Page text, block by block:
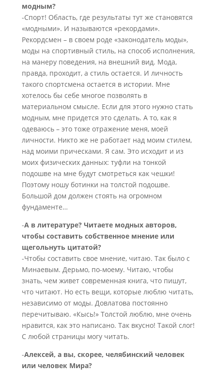
модным?
-Спорт! Область, где результаты тут же становятся
«модными». И называются «рекордами».
Рекордсмен – в своем роде «законодатель моды»,
моды на спортивный стиль, на способ исполнения,
на манеру поведения, на внешний вид. Мода,
правда, проходит, а стиль остается. И личность
такого спортсмена остается в истории. Мне
хотелось бы себе многое позволять в
материальном смысле. Если для этого нужно стать
модным, мне придется это сделать. А то, как я
одеваюсь – это тоже отражение меня, моей
личности. Никто же не работает над моим стилем,
над моими прическами. Я сам. Это исходит и из
моих физических данных: туфли на тонкой
подошве на мне будут смотреться как чешки!
Поэтому ношу ботинки на толстой подошве.
Большой дом должен стоять на огромном
фундаменте…
-А в литературе? Читаете модных авторов,
чтобы составить собственное мнение или
щегольнуть цитатой?
-Чтобы составить свое мнение, читаю. Так было с
Минаевым. Дерьмо, по-моему. Читаю, чтобы
знать, чем живет современная книга, что пишут,
что читают. Но есть вещи, которые люблю читать,
независимо от моды. Довлатова постоянно
перечитываю. «Кысь!» Толстой люблю, мне очень
нравится, как это написано. Так вкусно! Такой слог!
С любой страницы могу читать.
-Алексей, а вы, скорее, челябинский человек
или человек Мира?